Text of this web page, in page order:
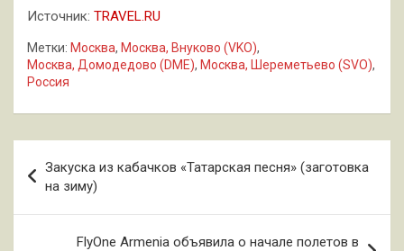
Источник: TRAVEL.RU
Метки: Москва, Москва, Внуково (VKO),
Москва, Домодедово (DME), Москва, Шереметьево (SVO),
Россия
по
записям
Закуска из кабачков «Татарская песня» (заготовка
на зиму)
FlyOne Armenia объявила о начале полетов в